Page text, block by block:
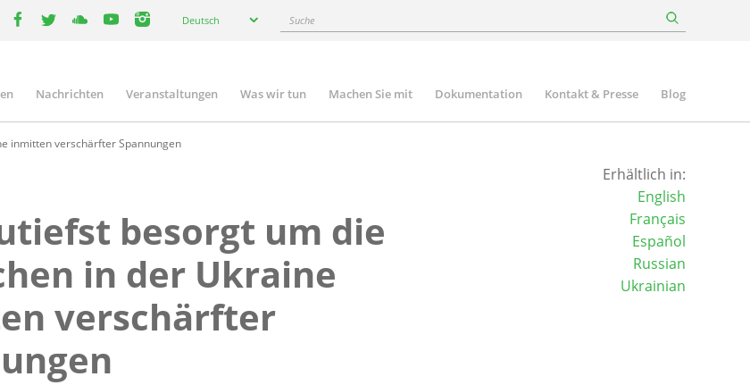
Deutsch Suche
Nachrichten Veranstaltungen Was wir tun Machen Sie mit Dokumentation Kontakt & Presse Blog
inmitten verschärfter Spannungen
besorgt um die
in der Ukraine
verschärfter
Erhältlich in:
English
Français
Español
Russian
Ukrainian